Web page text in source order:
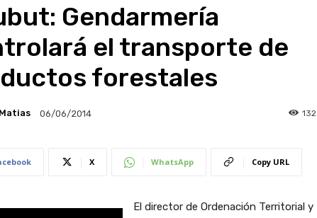
Gendarmería
el transporte de
forestales
Matias 06/06/2014 132
X WhatsApp Copy URL
El director de Ordenación Territorial y